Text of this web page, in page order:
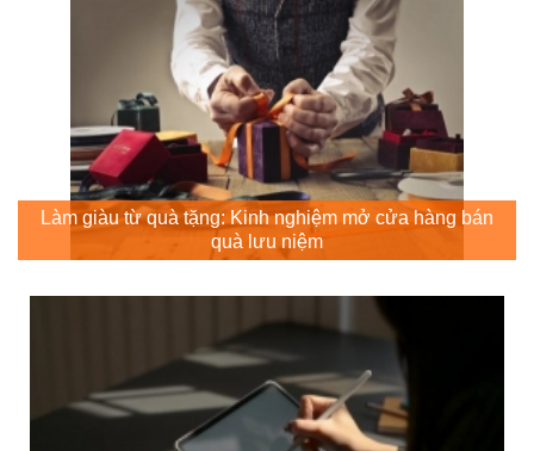
Làm giàu từ quà tặng: Kinh nghiệm mở cửa hàng bán
quà lưu niệm